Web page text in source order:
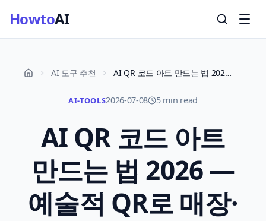
HowtoAI
AI 도구 추천 AI QR 코드 아트 만드는 법 2026 — 예술적 QR로 매장·명함 브랜딩하기
AI-TOOLS2026-07-08 5 min read
AI QR 코드 아트
만드는 법 2026 —
예술적 QR로 매장·